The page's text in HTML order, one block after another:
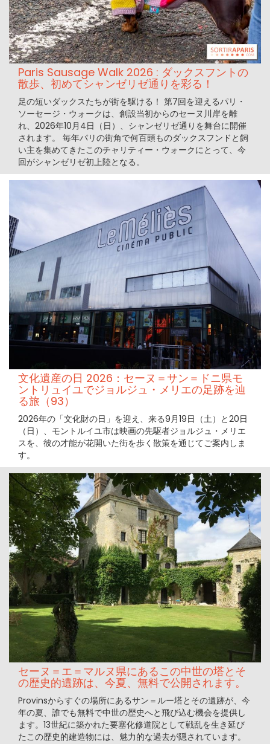
Paris Sausage Walk 2026 : ダックスフントの
散歩、初めてシャンゼリゼ通りを彩る！
足の短いダックスたちが街を駆ける！ 第7回を迎えるパリ・
ソーセージ・ウォークは、創設当初からのセーヌ川岸を離
れ、2026年10月4日（日）、シャンゼリゼ通りを舞台に開催
されます。 毎年パリの街角で何百頭ものダックスフンドと飼
い主を集めてきたこのチャリティー・ウォークにとって、今
回がシャンゼリゼ初上陸となる。
文化遺産の日 2026：セーヌ＝サン＝ドニ県モ
ントリュイユでジョルジュ・メリエの足跡を辿
る旅（93）
2026年の「文化財の日」を迎え、来る9月19日（土）と20日
（日）、モントルイユ市は映画の先駆者ジョルジュ・メリエ
スを、彼の才能が花開いた街を歩く散策を通じてご案内しま
す。
セーヌ＝エ＝マルヌ県にあるこの中世の塔とそ
の歴史的遺跡は、今夏、無料で公開されます。
Provinsからすぐの場所にあるサン＝ルー塔とその遺跡が、今
年の夏、誰でも無料で中世の歴史へと飛び込む機会を提供し
ます。13世紀に築かれた要塞化修道院として戦乱を生き延び
たこの歴史的建造物には、魅力的な過去が隠されています。